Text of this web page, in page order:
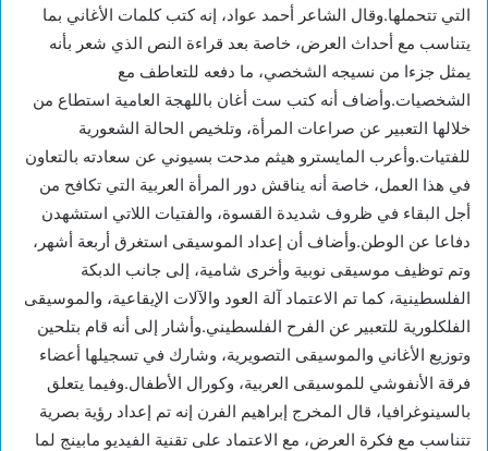
التي تتحملها.وقال الشاعر أحمد عواد، إنه كتب كلمات الأغاني بما
يتناسب مع أحداث العرض، خاصة بعد قراءة النص الذي شعر بأنه
يمثل جزءا من نسيجه الشخصي، ما دفعه للتعاطف مع
الشخصيات.وأضاف أنه كتب ست أغان باللهجة العامية استطاع من
خلالها التعبير عن صراعات المرأة، وتلخيص الحالة الشعورية
للفتيات.وأعرب المايسترو هيثم مدحت بسيوني عن سعادته بالتعاون
في هذا العمل، خاصة أنه يناقش دور المرأة العربية التي تكافح من
أجل البقاء في ظروف شديدة القسوة، والفتيات اللاتي استشهدن
دفاعا عن الوطن.وأضاف أن إعداد الموسيقى استغرق أربعة أشهر،
وتم توظيف موسيقى نوبية وأخرى شامية، إلى جانب الدبكة
الفلسطينية، كما تم الاعتماد آلة العود والآلات الإيقاعية، والموسيقى
الفلكلورية للتعبير عن الفرح الفلسطيني.وأشار إلى أنه قام بتلحين
وتوزيع الأغاني والموسيقى التصويرية، وشارك في تسجيلها أعضاء
فرقة الأنفوشي للموسيقى العربية، وكورال الأطفال.وفيما يتعلق
بالسينوغرافيا، قال المخرج إبراهيم الفرن إنه تم إعداد رؤية بصرية
تتناسب مع فكرة العرض، مع الاعتماد على تقنية الفيديو مابينج لما